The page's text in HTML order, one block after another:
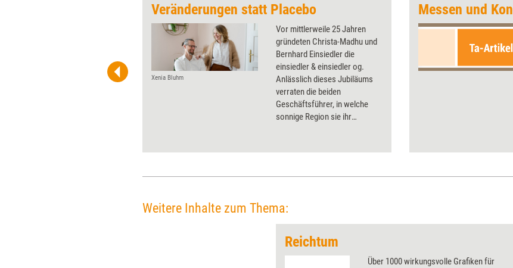
Veränderungen statt Placebo
Xenia Bluhm
Vor mittlerweile 25 Jahren
gründeten Christa-Madhu und
Bernhard Einsiedler die
einsiedler & einsiedler og.
Anlässlich dieses Jubiläums
verraten die beiden
Geschäftsführer, in welche
sonnige Region sie ihr
Schauspieler ihr Team noch
Messen und
Weitere Inhalte zum Thema:
Reichtum
Über 1000 wirkungsvolle Grafiken für